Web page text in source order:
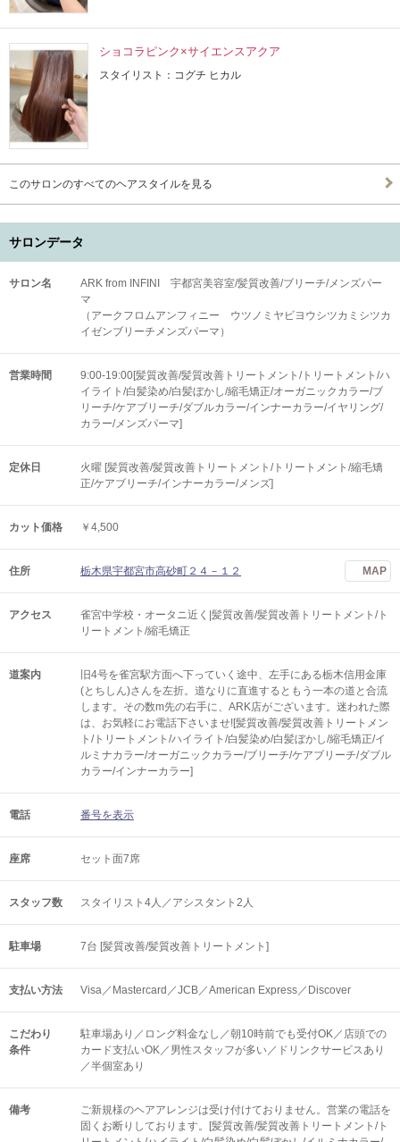
ショコラピンク×サイエンスアクア
スタイリスト：コグチ ヒカル
このサロンのすべてのヘアスタイルを見る
サロンデータ
サロン名
ARK from INFINI 宇都宮美容室/髪質改善/ブリーチ/メンズパー
マ
（アークフロムアンフィニー ウツノミヤビヨウシツカミシツカ
イゼンブリーチメンズパーマ）
営業時間
9:00-19:00[髪質改善/髪質改善トリートメント/トリートメント/ハ
イライト/白髪染め/白髪ぼかし/縮毛矯正/オーガニックカラー/ブ
リーチ/ケアブリーチ/ダブルカラー/インナーカラー/イヤリング/
カラー/メンズパーマ]
定休日
火曜 [髪質改善/髪質改善トリートメント/トリートメント/縮毛矯
正/ケアブリーチ/インナーカラー/メンズ]
カット価格 ￥4,500
住所 栃木県宇都宮市高砂町２４－１２ MAP
アクセス
雀宮中学校・オータニ近く|髪質改善/髪質改善トリートメント/ト
リートメント/縮毛矯正
道案内
旧4号を雀宮駅方面へ下っていく途中、左手にある栃木信用金庫
(とちしん)さんを左折。道なりに直進するともう一本の道と合流
します。その数m先の右手に、ARK店がございます。迷われた際
は、お気軽にお電話下さいませ![髪質改善/髪質改善トリートメン
ト/トリートメント/ハイライト/白髪染め/白髪ぼかし/縮毛矯正/イ
ルミナカラー/オーガニックカラー/ブリーチ/ケアブリーチ/ダブル
カラー/インナーカラー]
電話 番号を表示
座席 セット面7席
スタッフ数 スタイリスト4人／アシスタント2人
駐車場 7台 [髪質改善/髪質改善トリートメント]
支払い方法 Visa／Mastercard／JCB／American Express／Discover
こだわり
条件
駐車場あり／ロング料金なし／朝10時前でも受付OK／店頭での
カード支払いOK／男性スタッフが多い／ドリンクサービスあり
／半個室あり
備考
ご新規様のヘアアレンジは受け付けておりません。営業の電話を
固くお断りしております。[髪質改善/髪質改善トリートメント/ト